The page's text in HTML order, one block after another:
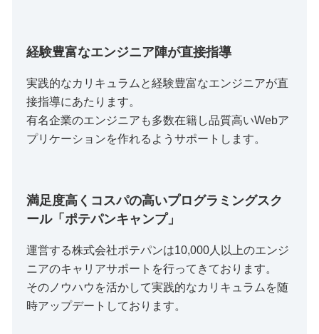
経験豊富なエンジニア陣が直接指導
実践的なカリキュラムと経験豊富なエンジニアが直
接指導にあたります。
有名企業のエンジニアも多数在籍し品質高いWebア
プリケーションを作れるようサポートします。
満足度高くコスパの高いプログラミングスク
ール「ポテパンキャンプ」
運営する株式会社ポテパンは10,000人以上のエンジ
ニアのキャリアサポートを行ってきております。
そのノウハウを活かして実践的なカリキュラムを随
時アップデートしております。